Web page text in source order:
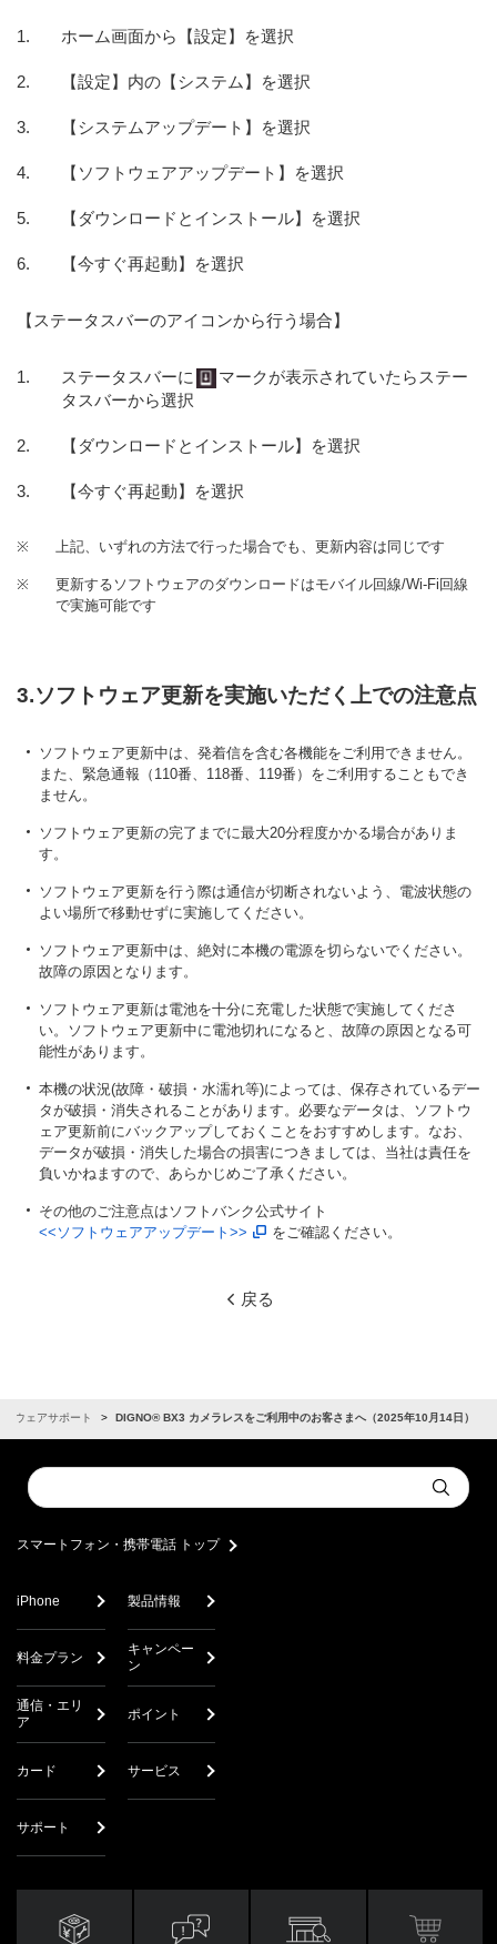
ホーム画面から【設定】を選択
【設定】内の【システム】を選択
【システムアップデート】を選択
【ソフトウェアアップデート】を選択
【ダウンロードとインストール】を選択
【今すぐ再起動】を選択
【ステータスバーのアイコンから行う場合】
ステータスバーに
マークが表示されていたらステー
タスバーから選択
【ダウンロードとインストール】を選択
【今すぐ再起動】を選択
※ 上記、いずれの方法で行った場合でも、更新内容は同じです
※
更新するソフトウェアのダウンロードはモバイル回線/Wi-Fi回線
で実施可能です
3.ソフトウェア更新を実施いただく上での注意点
ソフトウェア更新中は、発着信を含む各機能をご利用できません。
また、緊急通報（110番、118番、119番）をご利用することもでき
ません。
ソフトウェア更新の完了までに最大20分程度かかる場合がありま
す。
ソフトウェア更新を行う際は通信が切断されないよう、電波状態の
よい場所で移動せずに実施してください。
ソフトウェア更新中は、絶対に本機の電源を切らないでください。
故障の原因となります。
ソフトウェア更新は電池を十分に充電した状態で実施してくださ
い。ソフトウェア更新中に電池切れになると、故障の原因となる可
能性があります。
本機の状況(故障・破損・水濡れ等)によっては、保存されているデー
タが破損・消失されることがあります。必要なデータは、ソフトウ
ェア更新前にバックアップしておくことをおすすめします。なお、
データが破損・消失した場合の損害につきましては、当社は責任を
負いかねますので、あらかじめご了承ください。
その他のご注意点はソフトバンク公式サイト
<<ソフトウェアアップデート>>
をご確認ください。
戻る
トウェアサポート DIGNO® BX3 カメラレスをご利用中のお客さまへ（2025年10月14日）
Conduct
a
Submit
スマートフォン・携帯電話 トップ
iPhone 製品情報
料金プラン
キャンペー
ン
通信・エリ
ア
ポイント
カード サービス
サポート